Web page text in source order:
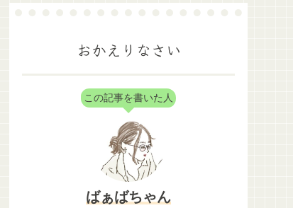
おかえりなさい
この記事を書いた人
ばぁばちゃん